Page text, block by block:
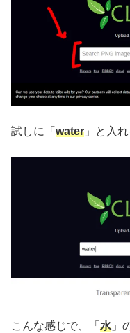
試しに「 water 」と入
こんな感じで、「 水 」